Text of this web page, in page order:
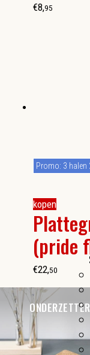
€8,95
kopen
(pride
Promo: 3 halen
€22,50